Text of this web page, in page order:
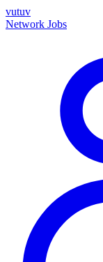
vutuv
Network Jobs